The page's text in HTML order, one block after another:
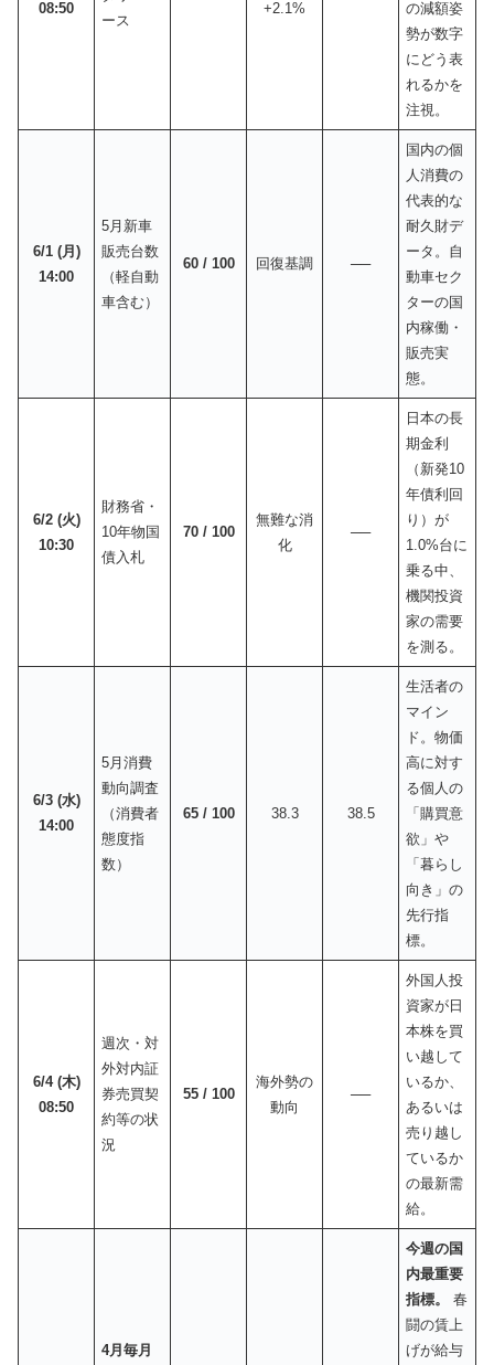
08:50
ース
+2.1%
の減額姿
勢が数字
にどう表
れるかを
注視。
6/1 (月)
14:00
5月新車
販売台数
（軽自動
車含む）
60 / 100 回復基調 ──
国内の個
人消費の
代表的な
耐久財デ
ータ。自
動車セク
ターの国
内稼働・
販売実
態。
6/2 (火)
10:30
財務省・
10年物国
債入札
70 / 100
無難な消
化
──
日本の長
期金利
（新発10
年債利回
り）が
1.0%台に
乗る中、
機関投資
家の需要
を測る。
6/3 (水)
14:00
5月消費
動向調査
（消費者
態度指
数）
65 / 100 38.3 38.5
生活者の
マイン
ド。物価
高に対す
る個人の
「購買意
欲」や
「暮らし
向き」の
先行指
標。
6/4 (木)
08:50
週次・対
外対内証
券売買契
約等の状
況
55 / 100
海外勢の
動向
──
外国人投
資家が日
本株を買
い越して
いるか、
あるいは
売り越し
ているか
の最新需
給。
4月毎月
今週の国
内最重要
指標。
春
闘の賃上
げが給与